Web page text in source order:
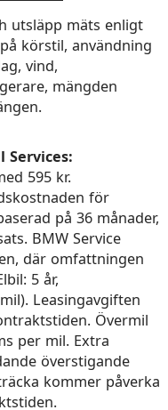
utsläpp mäts enligt
körstil, användning
vind,
mängden
Services:
595 kr.
för
på 36 månader,
BMW Service
där omfattningen
5 år,
Leasingavgiften
Övermil
per mil. Extra
överstigande
kommer påverka